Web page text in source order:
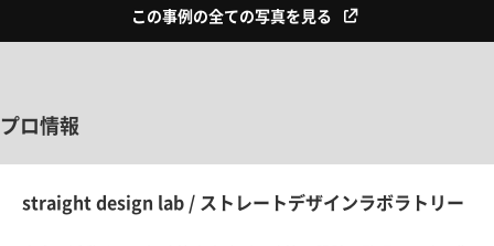
この事例の全ての写真を見る
プロ情報
straight design lab / ストレートデザインラボラトリー